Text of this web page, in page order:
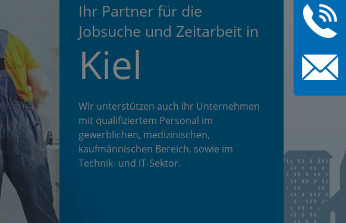
Ihr Partner für die
Jobsuche und Zeitarbeit in
Kiel
Wir unterstützen auch Ihr Unternehmen
mit qualifiziertem Personal im
gewerblichen, medizinischen,
kaufmännischen Bereich, sowie im
Technik- und IT-Sektor.